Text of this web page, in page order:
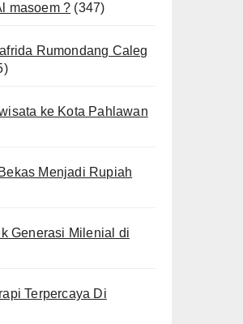
masoem ? (347)
Rumondang Caleg
ke Kota Pahlawan
Menjadi Rupiah
Generasi Milenial di
Terpercaya Di